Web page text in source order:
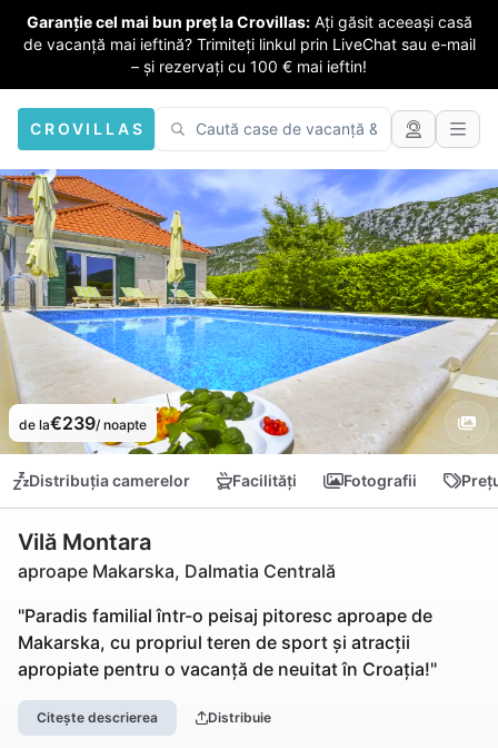
Garanție cel mai bun preț la Crovillas: Ați găsit aceeași casă
de vacanță mai ieftină? Trimiteți linkul prin LiveChat sau e-mail
– și rezervați cu 100 € mai ieftin!
CROVILLAS
de la€239/ noapte
Distribuția camerelor Facilități Fotografii
Vilă Montara
aproape Makarska, Dalmatia Centrală
"Paradis familial într-o peisaj pitoresc aproape de
Makarska, cu propriul teren de sport și atracții
apropiate pentru o vacanță de neuitat în Croația!"
Citește descrierea Distribuie